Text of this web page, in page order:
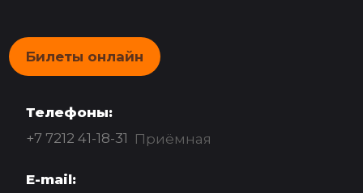
Билеты онлайн
Телефоны:
+7 7212 41-18-31 Приёмная
E-mail: